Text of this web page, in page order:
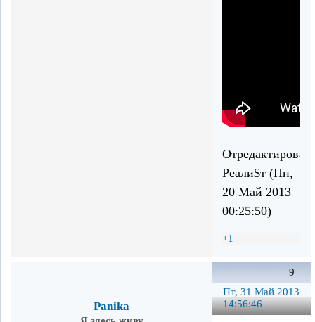
Реали$т (Пн,
20 Май 2013
00:25:50)
+1
9
Пт, 31 Май 2013
14:56:46
Panika